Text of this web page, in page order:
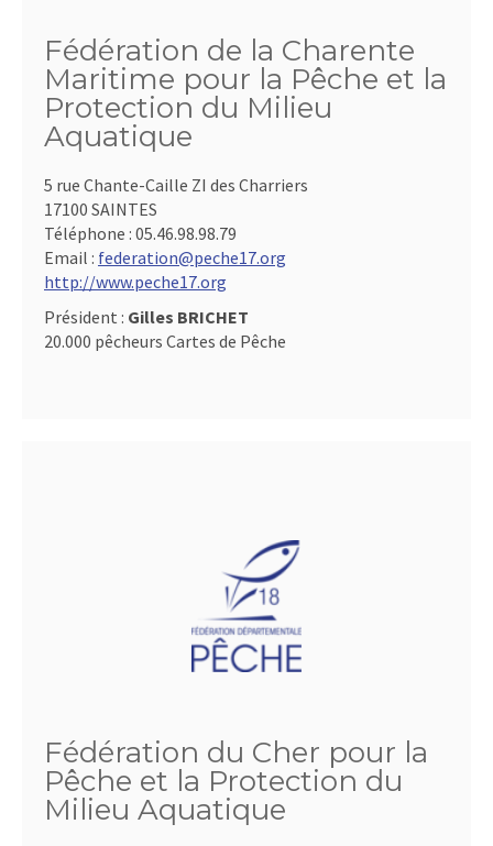
Fédération de la Charente
Maritime pour la Pêche et la
Protection du Milieu
Aquatique
5 rue Chante-Caille ZI des Charriers
17100 SAINTES
Téléphone : 05.46.98.98.79
Email : federation@peche17.org
http://www.peche17.org
Président : Gilles BRICHET
20.000 pêcheurs Cartes de Pêche
Fédération du Cher pour la
Pêche et la Protection du
Milieu Aquatique